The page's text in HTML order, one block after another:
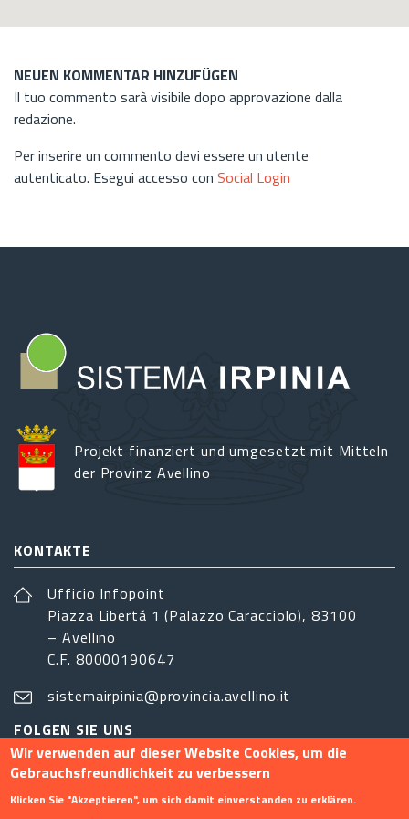
NEUEN KOMMENTAR HINZUFÜGEN
Il tuo commento sarà visibile dopo approvazione dalla
redazione.
Per inserire un commento devi essere un utente
autenticato. Esegui accesso con Social Login
Projekt finanziert und umgesetzt mit Mitteln
der Provinz Avellino
KONTAKTE
Ufficio Infopoint
Piazza Libertá 1 (Palazzo Caracciolo), 83100
– Avellino
C.F. 80000190647
sistemairpinia@provincia.avellino.it
FOLGEN SIE UNS
Wir verwenden auf dieser Website Cookies, um die
Gebrauchsfreundlichkeit zu verbessern
Klicken Sie "Akzeptieren", um sich damit einverstanden zu erklären.